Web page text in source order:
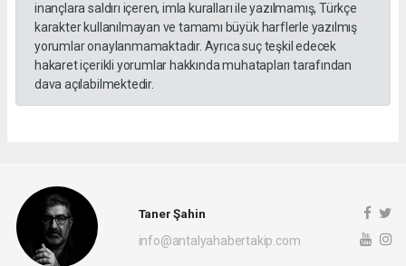
inançlara saldırı içeren, imla kuralları ile yazılmamış, Türkçe
karakter kullanılmayan ve tamamı büyük harflerle yazılmış
yorumlar onaylanmamaktadır. Ayrıca suç teşkil edecek
hakaret içerikli yorumlar hakkında muhatapları tarafından
dava açılabilmektedir.
Taner Şahin
info@antalyahabertakip.com